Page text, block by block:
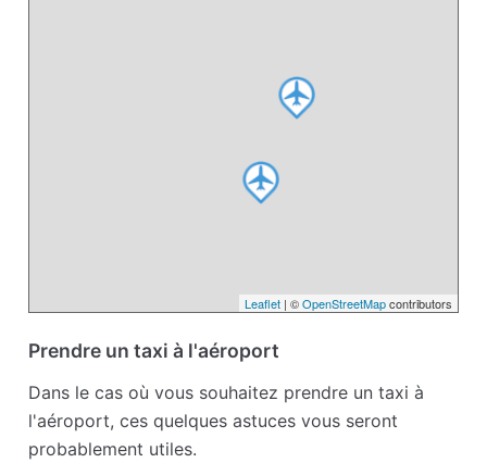
Leaflet| ©OpenStreetMapcontributors
Prendre un taxi à l'aéroport
Dans le cas où vous souhaitez prendre un taxi à
l'aéroport, ces quelques astuces vous seront
probablement utiles.